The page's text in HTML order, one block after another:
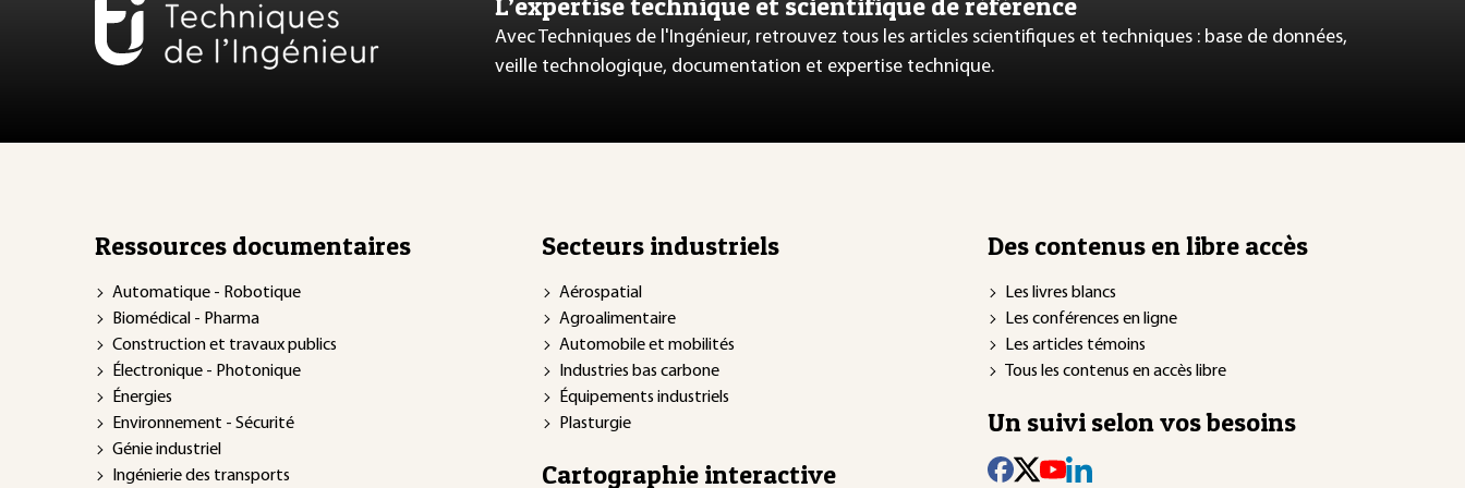
Avec Techniques de l'Ingénieur, retrouvez tous les articles scientifiques et techniques : base de données,
veille technologique, documentation et expertise technique.
Ressources documentaires
Automatique - Robotique
Biomédical - Pharma
Construction et travaux publics
Électronique - Photonique
Énergies
Environnement - Sécurité
Génie industriel
Ingénierie des transports
Secteurs industriels
Aérospatial
Agroalimentaire
Automobile et mobilités
Industries bas carbone
Équipements industriels
Plasturgie
Cartographie interactive
Des contenus en libre accès
Les livres blancs
Les conférences en ligne
Les articles témoins
Tous les contenus en accès libre
Un suivi selon vos besoins